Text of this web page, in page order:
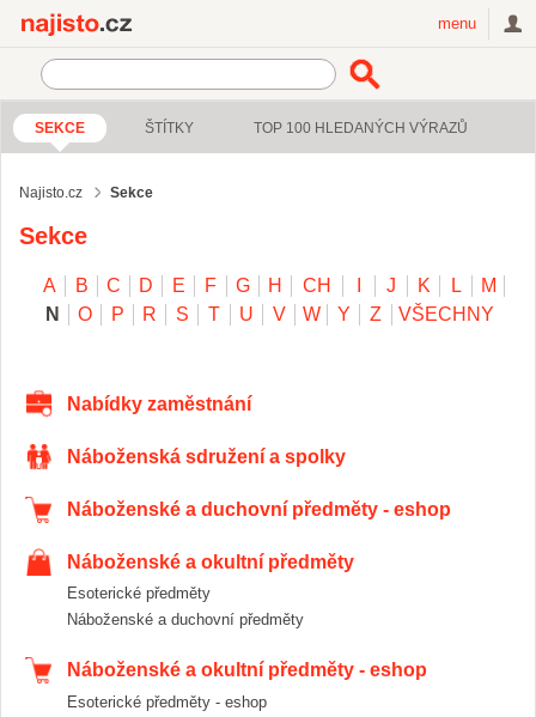
menu
SEKCE ŠTÍTKY TOP 100 HLEDANÝCH VÝRAZŮ
Najisto.cz Sekce
Sekce
A B C D E F G H CH J K L
M
N
O P R S T U V W Y Z VŠECHNY
Nabídky zaměstnání
Náboženská sdružení a spolky
Náboženské a duchovní předměty - eshop
Náboženské a okultní předměty
Esoterické předměty
Náboženské a duchovní předměty
Náboženské a okultní předměty - eshop
Esoterické předměty - eshop